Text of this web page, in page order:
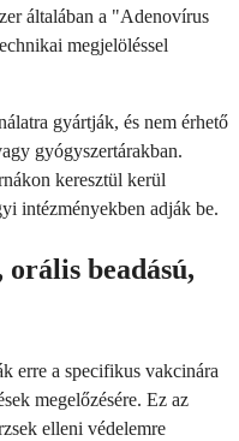
általában a "Adenovírus
megjelöléssel
gyártják, és nem érhető
gyógyszertárakban.
keresztül kerül
intézményekben adják be.
beadású,
erre a specifikus vakcinára
megelőzésére. Ez az
elleni védelemre